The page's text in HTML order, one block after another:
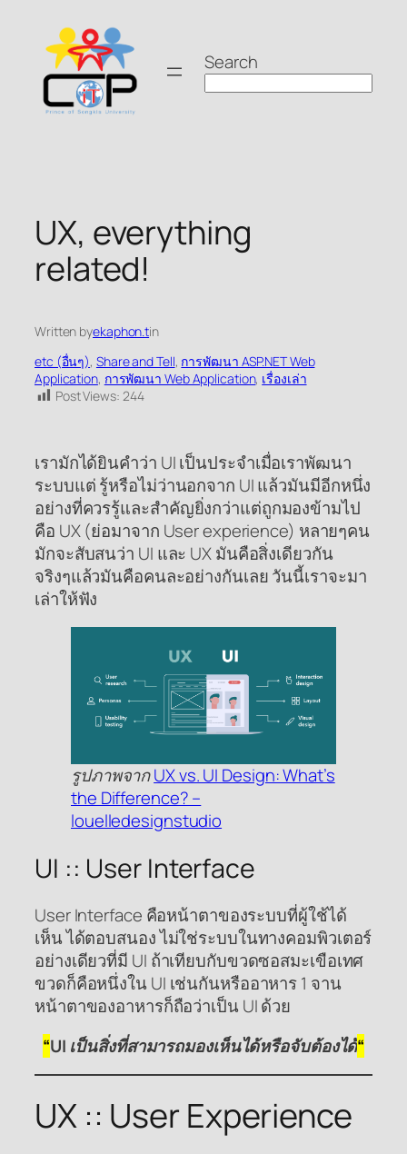
content
Search
UX, everything
related!
Written byekaphon.tin
etc (อื่นๆ), Share and Tell, การพัฒนา ASP.NET Web
Application, การพัฒนา Web Application, เรื่องเล่า
Post Views: 244
เรามักได้ยินคำว่า UI เป็นประจำเมื่อเราพัฒนา
ระบบแต่ รู้หรือไม่ว่านอกจาก UI แล้วมันมีอีกหนึ่ง
อย่างที่ควรรู้และสำคัญยิ่งกว่าแต่ถูกมองข้ามไป
คือ UX (ย่อมาจาก User experience) หลายๆคน
มักจะสับสนว่า UI และ UX มันคือสิ่งเดียวกัน
จริงๆแล้วมันคือคนละอย่างกันเลย วันนี้เราจะมา
เล่าให้ฟัง
รูปภาพจากUX vs. UI Design: What’s
the Difference? –
louelledesignstudio
UI :: User Interface
User Interface คือหน้าตาของระบบที่ผู้ใช้ได้
เห็น ได้ตอบสนอง ไม่ใช่ระบบในทางคอมพิวเตอร์
อย่างเดียวที่มี UI ถ้าเทียบกับขวดซอสมะเขือเทศ
ขวดก็คือหนึ่งใน UI เช่นกันหรืออาหาร 1 จาน
หน้าตาของอาหารก็ถือว่าเป็น UI ด้วย
“UI เป็นสิ่งที่สามารถมองเห็นได้หรือจับต้องได้“
UX :: User Experience